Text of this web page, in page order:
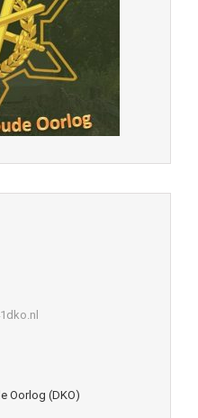
Oorlog (DKO)